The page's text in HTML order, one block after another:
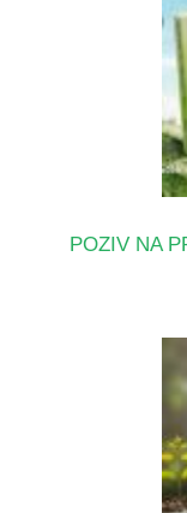
POZIV NA